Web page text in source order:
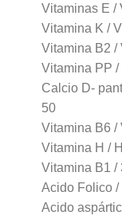
Vitaminas E /
Vitamina K /
Vitamina B2 /
Vitamina PP /
Calcio D-
50
Vitamina B6 /
Vitamina H /
Vitamina B1 /
Acido Folico /
Acido